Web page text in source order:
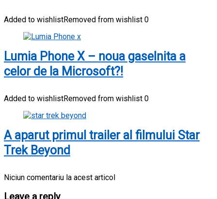
Added to wishlistRemoved from wishlist 0
Lumia Phone X – noua gaselnita a
celor de la Microsoft?!
Added to wishlistRemoved from wishlist 0
A aparut primul trailer al filmului Star
Trek Beyond
Niciun comentariu la acest articol
Leave a reply